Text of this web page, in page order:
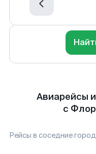
Авиарейсы
с
Рейсы в соседние